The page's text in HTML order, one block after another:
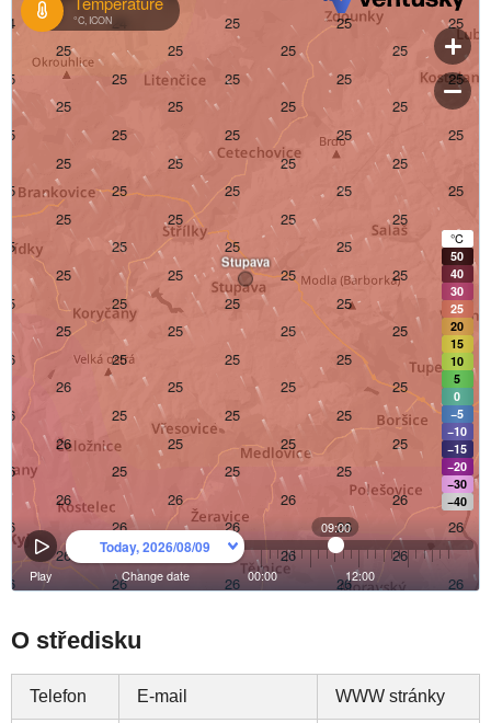
O středisku
Telefon E-mail WWW stránky